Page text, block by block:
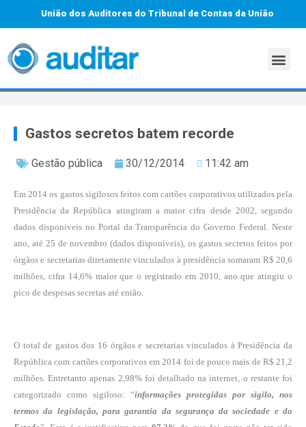
União dos Auditores do Tribunal de Contas da União
Gastos secretos batem recorde
Gestão pública 30/12/2014 11:42 am
Em 2014 os gastos sigilosos feitos com cartões corporativos utilizados pela
Presidência da República atingiram a maior cifra desde 2002, segundo
dados disponíveis no Portal da Transparência do Governo Federal. Neste
ano, até 25 de novembro (dados disponíveis), os gastos secretos feitos por
órgãos e secretarias diretamente vinculados à presidência somaram R$ 20,6
milhões, cifra 14,6% maior que o registrado em 2010, ano que atingiu o
pico de despesas secretas até então.
O total de gastos dos 16 órgãos e secretarias vinculados à Presidência da
República com cartões corporativos em 2014 foi de pouco mais de R$ 21,2
milhões. Entretanto apenas 2,98% foi detalhado na internet, o restante foi
categorizado como sigiloso: “informações protegidas por sigilo, nos
termos da legislação, para garantia da segurança da sociedade e do